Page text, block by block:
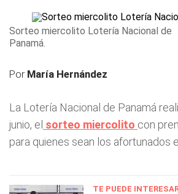
Sorteo miercolito Lotería Nacional de
Panamá.
Por María Hernández
La Lotería Nacional de Panamá
junio, el sorteo miercolito con
para quienes sean los afortunados
TE PUEDE